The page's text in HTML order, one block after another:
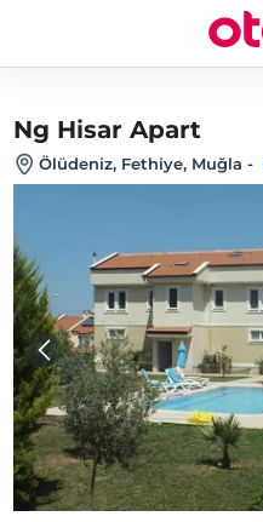
Ng Hisar Apart
Ölüdeniz, Fethiye, Muğla -